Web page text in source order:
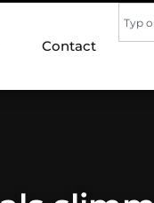
Contact